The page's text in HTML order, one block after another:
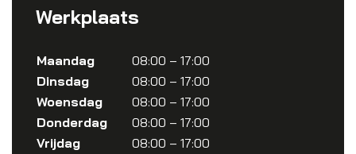
Werkplaats
Maandag
08:00 – 17:00
Dinsdag
08:00 – 17:00
Woensdag
08:00 – 17:00
Donderdag
08:00 – 17:00
Vrijdag
08:00 – 17:00